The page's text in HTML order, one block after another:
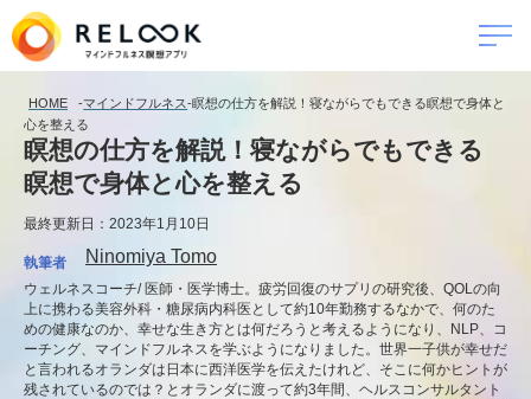
HOME -マインドフルネス-瞑想の仕方を解説！寝ながらでもできる瞑想で身体と
心を整える
瞑想の仕方を解説！寝ながらでもできる
瞑想で身体と心を整える
最終更新日：2023年1月10日
執筆者 Ninomiya Tomo
ウェルネスコーチ/ 医師・医学博士。疲労回復のサプリの研究後、QOLの向
上に携わる美容外科・糖尿病内科医として約10年勤務するなかで、何のた
めの健康なのか、幸せな生き方とは何だろうと考えるようになり、NLP、コ
ーチング、マインドフルネスを学ぶようになりました。世界一子供が幸せだ
と言われるオランダは日本に西洋医学を伝えたけれど、そこに何かヒントが
残されているのでは？とオランダに渡って約3年間、ヘルスコンサルタント